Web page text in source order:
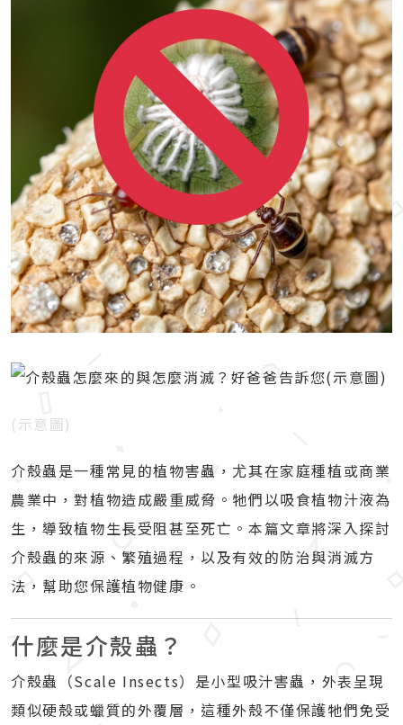
(示意圖)
介殼蟲是一種常見的植物害蟲，尤其在家庭種植或商業
農業中，對植物造成嚴重威脅。牠們以吸食植物汁液為
生，導致植物生長受阻甚至死亡。本篇文章將深入探討
介殼蟲的來源、繁殖過程，以及有效的防治與消滅方
法，幫助您保護植物健康。
什麼是介殼蟲？
介殼蟲（Scale Insects）是小型吸汁害蟲，外表呈現
類似硬殼或蠟質的外覆層，這種外殼不僅保護牠們免受